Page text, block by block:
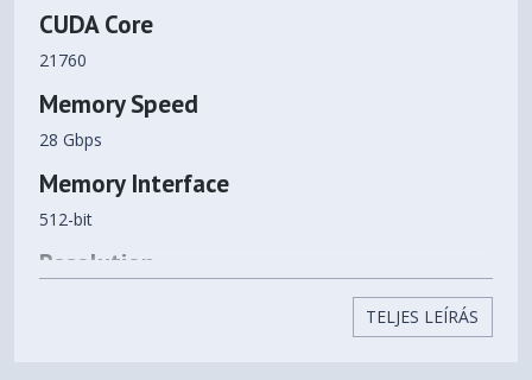
CUDA Core
21760
Memory Speed
28 Gbps
Memory Interface
512-bit
Resolution
TELJES LEÍRÁS